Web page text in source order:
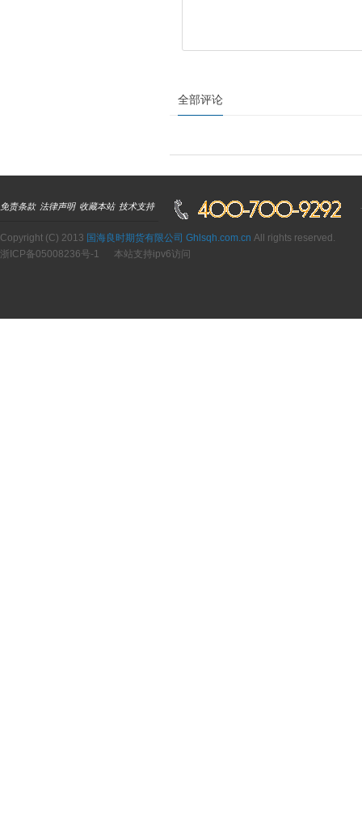
全部评论
免责条款 法律声明 收藏本站 技术支持
Copyright (C) 2013 国海良时期货有限公司 Ghlsqh.com.cn All rights reserved.
浙ICP备05008236号-1 本站支持ipv6访问